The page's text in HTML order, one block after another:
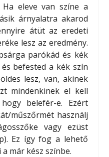
eleve van színe a
árnyalatra akarod
átüt az eredeti
lesz az eredmény.
parókád és kék
befested a kék szín
lesz, van, akinek
mindenkinek el kell
belefér-e. Ezért
műszőrmét használj
vagy ezüst
Ez így fog a lehető
már kész színbe.